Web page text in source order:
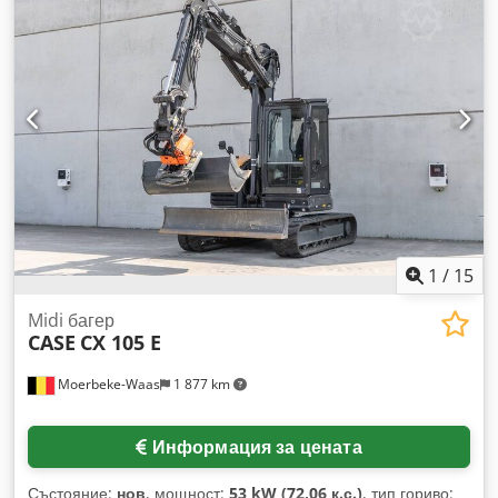
144 к.с. Номинални обороти: 2 200 об/мин Брой цилиндри:
6 Работен обем: 7 480 cm³ Увеличение на въртящия
момент: 51,3 Задвижване на всички колела
1 / 15
Moerbeke-Waas 1 877 km
Midi багер
CASE CX 105 E
Информация за цената
Състояние: нов, мощност: 53 kW (72,06 к.с.), тип гориво: